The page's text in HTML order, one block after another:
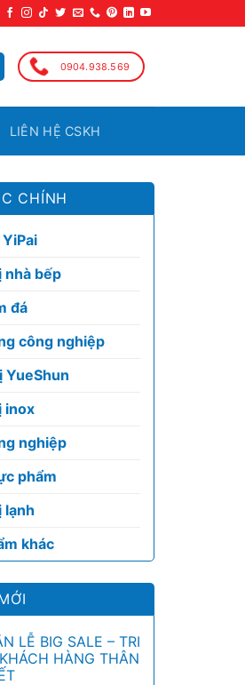
0904.938.569
LIÊN HỆ CSKH
CHÍNH
nhà bếp
đá
công nghiệp
YueShun
inox
nghiệp
phẩm
lạnh
khác
LỄ BIG SALE – TRI
HÀNG THÂN